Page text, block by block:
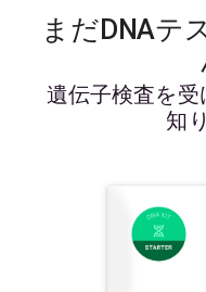
まだDNAテ
遺伝子検査を
知